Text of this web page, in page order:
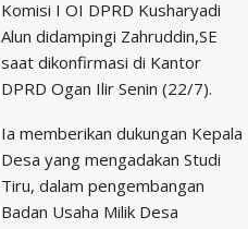
Komisi I OI DPRD Kusharyadi
Alun didampingi Zahruddin,SE
saat dikonfirmasi di Kantor
DPRD Ogan Ilir Senin (22/7).
Ia memberikan dukungan Kepala
Desa yang mengadakan Studi
Tiru, dalam pengembangan
Badan Usaha Milik Desa